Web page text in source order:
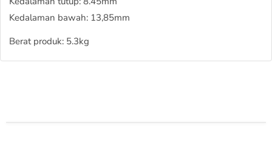
Kedalaman bawah: 13,85mm
Berat produk: 5.3kg